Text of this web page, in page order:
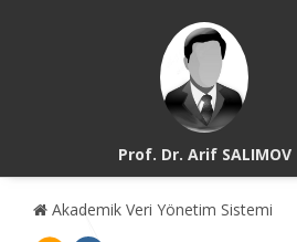
Prof. Dr. Arif SALIMOV
Akademik Veri Yönetim Sistemi